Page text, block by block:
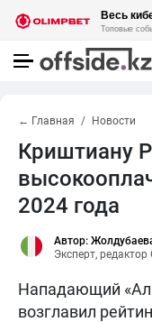
← Главная Новости
Криштиану
2024 года
Автор:
Эксперт, редактор
Нападающий
возглавил